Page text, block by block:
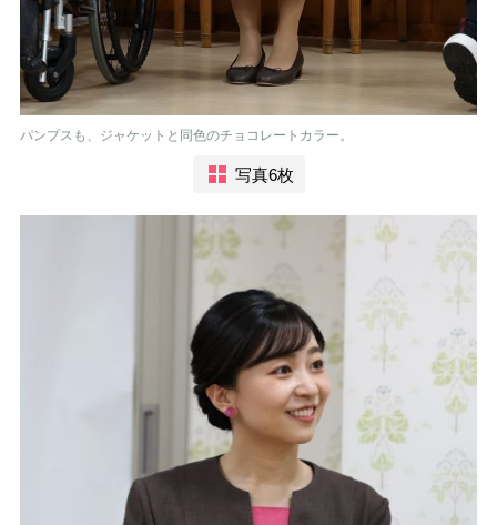
パンプスも、ジャケットと同色のチョコレートカラー。
写真6枚